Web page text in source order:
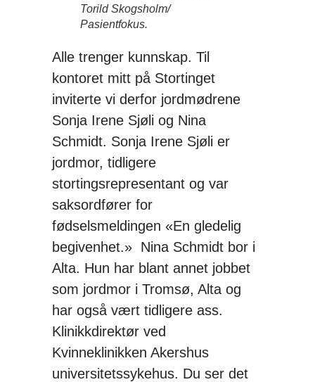
Torild Skogsholm/
Pasientfokus.
Alle trenger kunnskap. Til
kontoret mitt på Stortinget
inviterte vi derfor jordmødrene
Sonja Irene Sjøli og Nina
Schmidt. Sonja Irene Sjøli er
jordmor, tidligere
stortingsrepresentant og var
saksordfører for
fødselsmeldingen «En gledelig
begivenhet.» Nina Schmidt bor i
Alta. Hun har blant annet jobbet
som jordmor i Tromsø, Alta og
har også vært tidligere ass.
Klinikkdirektør ved
Kvinneklinikken Akershus
universitetssykehus. Du ser det